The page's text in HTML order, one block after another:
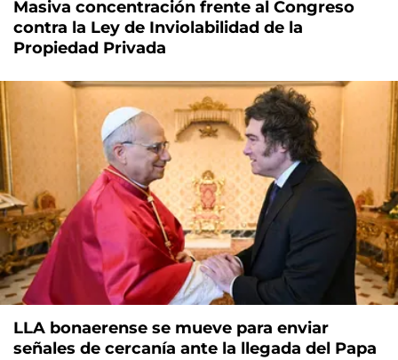
Masiva concentración frente al Congreso
contra la Ley de Inviolabilidad de la
Propiedad Privada
LLA bonaerense se mueve para enviar
señales de cercanía ante la llegada del Papa